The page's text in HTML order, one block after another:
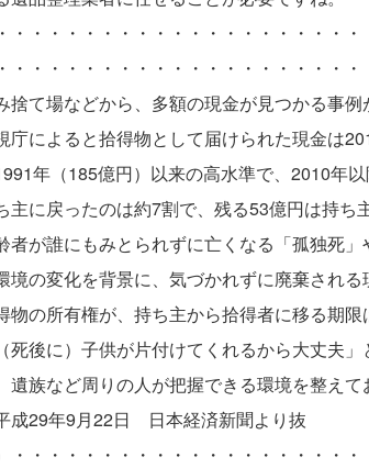
・・・・・・・・・・・・・・・・・・・
・・・・・・・・・・・・・・・・・・・・
捨て場などから、多額の現金が見つかる事例
庁によると拾得物として届けられた現金は
年（185億円）以来の高水準で、2010年以
主に戻ったのは約7割で、残る53億円は持ち
者が誰にもみとられずに亡くなる「孤独死
境の変化を背景に、気づかれずに廃棄される
物の所有権が、持ち主から拾得者に移る期限
死後に）子供が片付けてくれるから大丈夫
遺族など周りの人が把握できる環境を整えて
平成29年9月22日 日本経済新聞より抜
・・・・・・・・・・・・・・・・・・・・